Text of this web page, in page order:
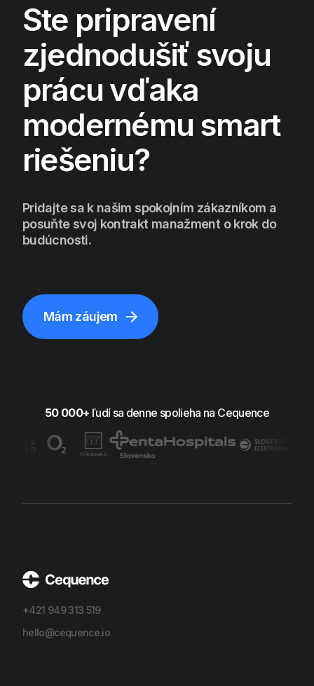
Ste pripravení
zjednodušiť svoju
prácu vďaka
modernému smart
riešeniu?
Pridajte sa k našim spokojním zákazníkom a
posuňte svoj kontrakt manažment o krok do
budúcnosti.
Mám záujem
50 000+ ľudí sa denne spolieha na Cequence
+421 949 313 519
hello@cequence.io